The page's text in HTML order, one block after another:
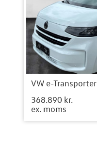
368.890 kr.
ex. moms